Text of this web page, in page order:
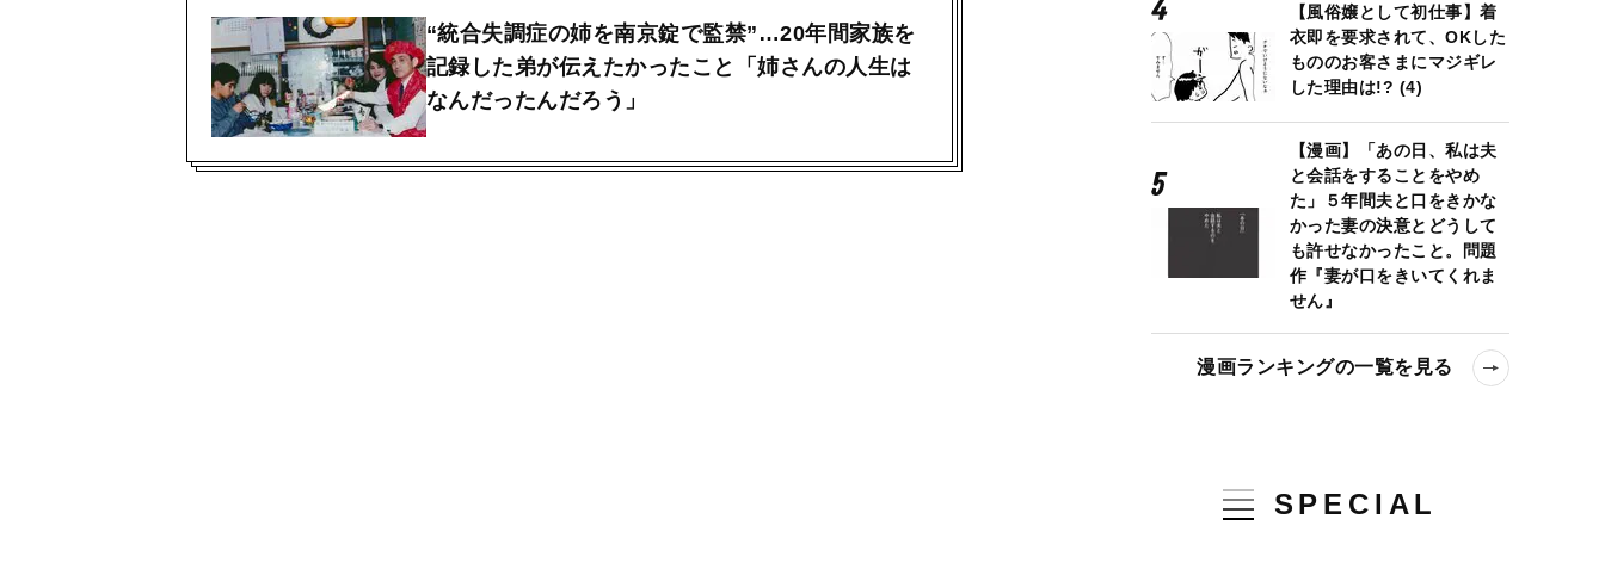
“統合失調症の姉を南京錠で監禁”…20年間家族を
記録した弟が伝えたかったこと「姉さんの人生は
なんだったんだろう」
【風俗嬢として初仕事】着
衣即を要求されて、OKした
もののお客さまにマジギレ
した理由は!? (4)
【漫画】「あの日、私は夫
と会話をすることをやめ
た」５年間夫と口をきかな
かった妻の決意とどうして
も許せなかったこと。問題
作『妻が口をきいてくれま
せん』
漫画ランキングの一覧を見る
SPECIAL